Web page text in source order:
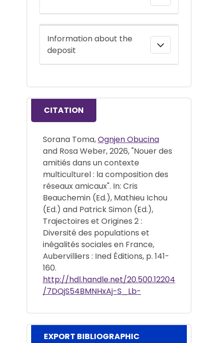
Information about the
deposit
CITATION
Sorana Toma,Ognjen Obucina
and Rosa Weber, 2026, "Nouer des
amitiés dans un contexte
multiculturel : la composition des
réseaux amicaux". In: Cris
Beauchemin (Ed.), Mathieu Ichou
(Ed.) and Patrick Simon (Ed.),
Trajectoires et Origines 2 :
Diversité des populations et
inégalités sociales en France,
Aubervilliers : Ined Éditions, p. 141-
160.
http://hdl.handle.net/20.500.12204
/7DQjS54BMNHxAj-S_Lb-
EXPORT BIBLIOGRAPHIC